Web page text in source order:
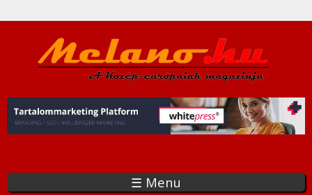
a
tartalomra
☰ Menu